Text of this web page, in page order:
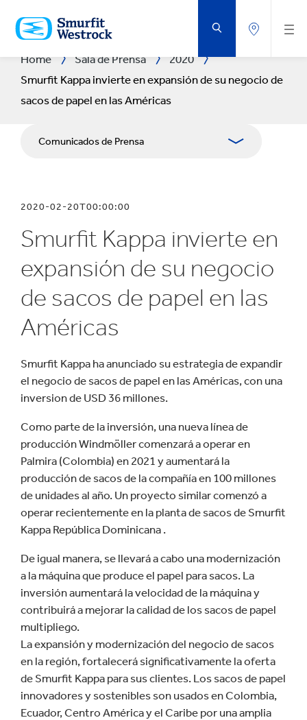
AL
CONTENIDO
PRINCIPAL
Home Sala de Prensa
2020
Smurfit Kappa invierte en expansión de su negocio de
sacos de papel en las Américas
Comunicados de Prensa
Relaciones con Prensa
Blog
2020-02-20T00:00:00
Smurfit Kappa invierte en
expansión de su negocio
de sacos de papel en las
Américas
Smurfit Kappa ha anunciado su estrategia de expandir
el negocio de sacos de papel en las Américas, con una
inversion de USD 36 millones.
Como parte de la inversión, una nueva línea de
producción Windmöller comenzará a operar en
Palmira (Colombia) en 2021 y aumentará la
producción de sacos de la compañía en 100 millones
de unidades al año. Un proyecto similar comenzó a
operar recientemente en la planta de sacos de Smurfit
Kappa República Dominicana .
De igual manera, se llevará a cabo una modernización
a la máquina que produce el papel para sacos. La
inversión aumentará la velocidad de la máquina y
contribuirá a mejorar la calidad de los sacos de papel
multipliego.
La expansión y modernización del negocio de sacos
en la región, fortalecerá significativamente la oferta
de Smurfit Kappa para sus clientes. Los sacos de papel
innovadores y sostenibles son usados en Colombia,
Ecuador, Centro América y el Caribe por una amplia